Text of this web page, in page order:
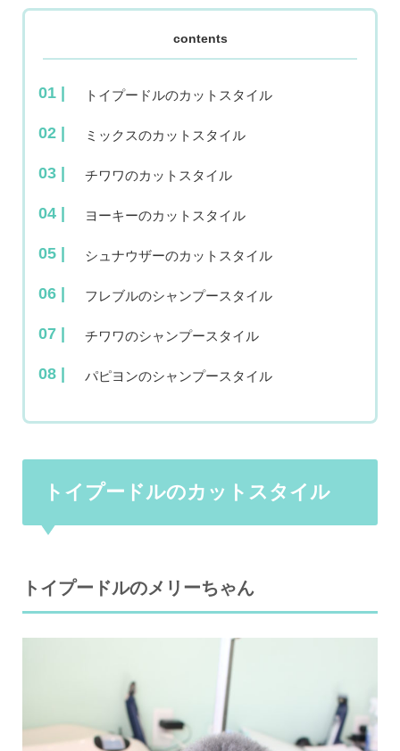
contents
トイプードルのカットスタイル
ミックスのカットスタイル
チワワのカットスタイル
ヨーキーのカットスタイル
シュナウザーのカットスタイル
フレブルのシャンプースタイル
チワワのシャンプースタイル
パピヨンのシャンプースタイル
トイプードルのカットスタイル
トイプードルのメリーちゃん